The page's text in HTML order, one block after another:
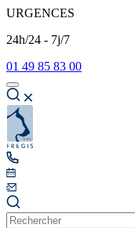
URGENCES
24h/24 - 7j/7
01 49 85 83 00